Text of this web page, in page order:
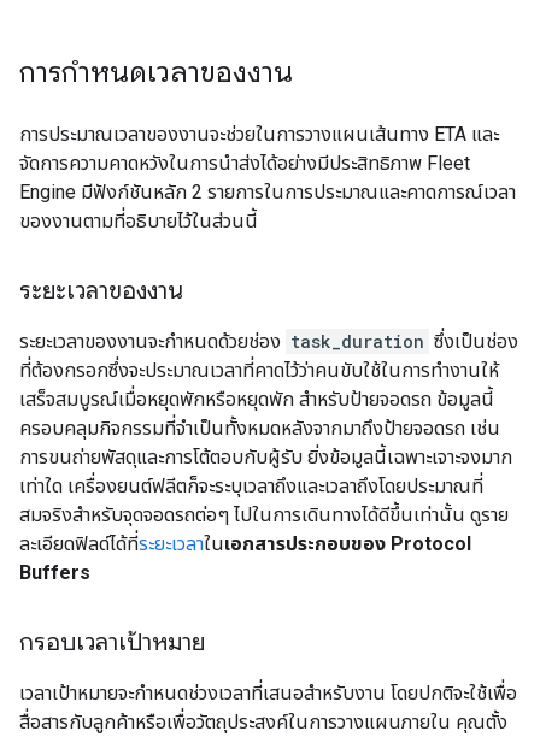
การกำหนดเวลาของงาน
การประมาณเวลาของงานจะช่วยในการวางแผนเส้นทาง ETA และ
จัดการความคาดหวังในการนำส่งได้อย่างมีประสิทธิภาพ Fleet
Engine มีฟังก์ชันหลัก 2 รายการในการประมาณและคาดการณ์เวลา
ของงานตามที่อธิบายไว้ในส่วนนี้
ระยะเวลาของงาน
ระยะเวลาของงานจะกำหนดด้วยช่อง task_duration ซึ่งเป็นช่อง
ที่ต้องกรอกซึ่งจะประมาณเวลาที่คาดไว้ว่าคนขับใช้ในการทำงานให้
เสร็จสมบูรณ์เมื่อหยุดพักหรือหยุดพัก สำหรับป้ายจอดรถ ข้อมูลนี้
ครอบคลุมกิจกรรมที่จำเป็นทั้งหมดหลังจากมาถึงป้ายจอดรถ เช่น
การขนถ่ายพัสดุและการโต้ตอบกับผู้รับ ยิ่งข้อมูลนี้เฉพาะเจาะจงมาก
เท่าใด เครื่องยนต์ฟลีตก็จะระบุเวลาถึงและเวลาถึงโดยประมาณที่
สมจริงสำหรับจุดจอดรถต่อๆ ไปในการเดินทางได้ดีขึ้นเท่านั้น ดูราย
ละเอียดฟิลด์ได้ที่ระยะเวลาในเอกสารประกอบของ Protocol
Buffers
กรอบเวลาเป้าหมาย
เวลาเป้าหมายจะกำหนดช่วงเวลาที่เสนอสำหรับงาน โดยปกติจะใช้เพื่อ
สื่อสารกับลูกค้าหรือเพื่อวัตถุประสงค์ในการวางแผนภายใน คุณตั้ง